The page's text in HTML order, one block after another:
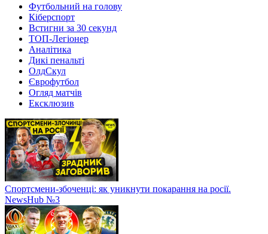
Футбольний на голову
Кіберспорт
Встигни за 30 секунд
ТОП-Легіонер
Аналітика
Дикі пенальті
ОлдСкул
Єврофутбол
Огляд матчів
Ексклюзив
Спортсмени-збоченці: як уникнути покарання на росії.
NewsHub №3